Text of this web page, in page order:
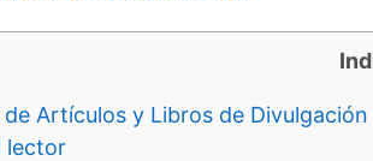
Artículos y Libros de
lector